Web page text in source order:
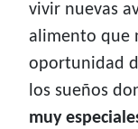
vivir nuevas
alimento que
oportunidad
los sueños
muy